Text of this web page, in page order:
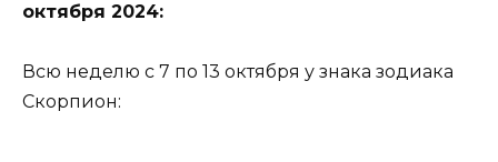
октября 2024:
Всю неделю с 7 по 13 октября у знака зодиака
Скорпион: